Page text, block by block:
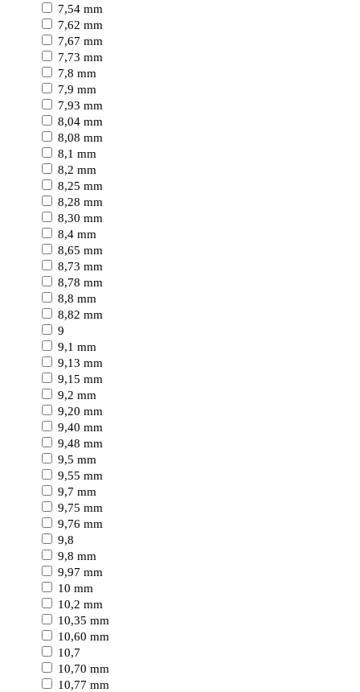
7,54 mm
7,62 mm
7,67 mm
7,73 mm
7,8 mm
7,9 mm
7,93 mm
8,04 mm
8,08 mm
8,1 mm
8,2 mm
8,25 mm
8,28 mm
8,30 mm
8,4 mm
8,65 mm
8,73 mm
8,78 mm
8,8 mm
8,82 mm
9
9,1 mm
9,13 mm
9,15 mm
9,2 mm
9,20 mm
9,40 mm
9,48 mm
9,5 mm
9,55 mm
9,7 mm
9,75 mm
9,76 mm
9,8
9,8 mm
9,97 mm
10 mm
10,2 mm
10,35 mm
10,60 mm
10,7
10,70 mm
10,77 mm